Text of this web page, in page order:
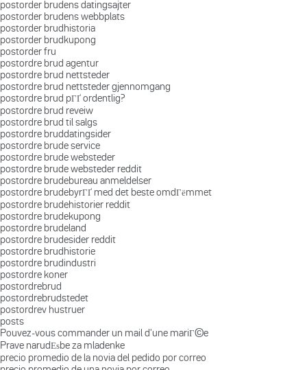
postorder brudens datingsajter
postorder brudens webbplats
postorder brudhistoria
postorder brudkupong
postorder fru
postordre brud agentur
postordre brud nettsteder
postordre brud nettsteder gjennomgang
postordre brud pГҐ ordentlig?
postordre brud reveiw
postordre brud til salgs
postordre bruddatingsider
postordre brude service
postordre brude websteder
postordre brude websteder reddit
postordre brudebureau anmeldelser
postordre brudebyrГҐ med det beste omdГёmmet
postordre brudehistorier reddit
postordre brudekupong
postordre brudeland
postordre brudesider reddit
postordre brudhistorie
postordre brudindustri
postordre koner
postordrebrud
postordrebrudstedet
postordrev hustruer
posts
Pouvez-vous commander un mail d'une mariГ©e
Prave narudЕѕbe za mladenke
precio promedio de la novia del pedido por correo